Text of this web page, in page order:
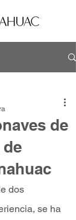
de
dos
se ha